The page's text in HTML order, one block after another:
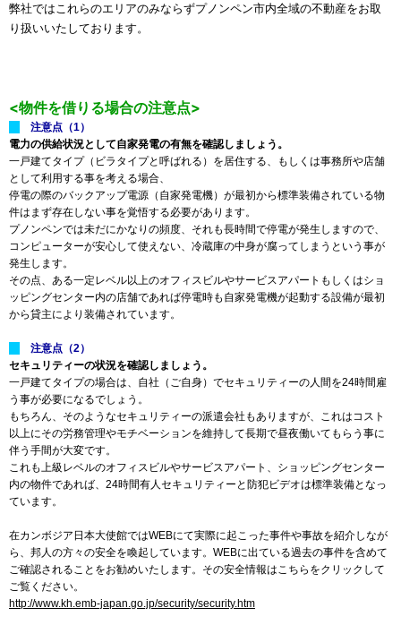
。弊社ではこれらのエリアのみならずプノンペン市内全域の不動産をお取
り扱いいたしております。
<物件を借りる場合の注意点>
注意点（1）
電力の供給状況として自家発電の有無を確認しましょう。
一戸建てタイプ（ビラタイプと呼ばれる）を居住する、もしくは事務所や店舗
として利用する事を考える場合、
停電の際のバックアップ電源（自家発電機）が最初から標準装備されている物
件はまず存在しない事を覚悟する必要があります。
プノンペンでは未だにかなりの頻度、それも長時間で停電が発生しますので、
コンピューターが安心して使えない、冷蔵庫の中身が腐ってしまうという事が
発生します。
その点、ある一定レベル以上のオフィスビルやサービスアパートもしくはショ
ッピングセンター内の店舗であれば停電時も自家発電機が起動する設備が最初
から貸主により装備されています。
注意点（2）
セキュリティーの状況を確認しましょう。
一戸建てタイプの場合は、自社（ご自身）でセキュリティーの人間を24時間雇
う事が必要になるでしょう。
もちろん、そのようなセキュリティーの派遣会社もありますが、これはコスト
以上にその労務管理やモチベーションを維持して長期で昼夜働いてもらう事に
伴う手間が大変です。
これも上級レベルのオフィスビルやサービスアパート、ショッピングセンター
内の物件であれば、24時間有人セキュリティーと防犯ビデオは標準装備となっ
ています。
在カンボジア日本大使館ではWEBにて実際に起こった事件や事故を紹介しなが
ら、邦人の方々の安全を喚起しています。WEBに出ている過去の事件を含めて
ご確認されることをお勧めいたします。その安全情報はこちらをクリックして
ご覧ください。
http://www.kh.emb-japan.go.jp/security/security.htm